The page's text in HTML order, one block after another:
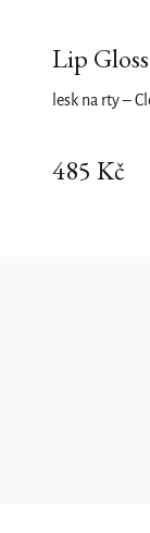
Lip
lesk na rty –
485 Kč